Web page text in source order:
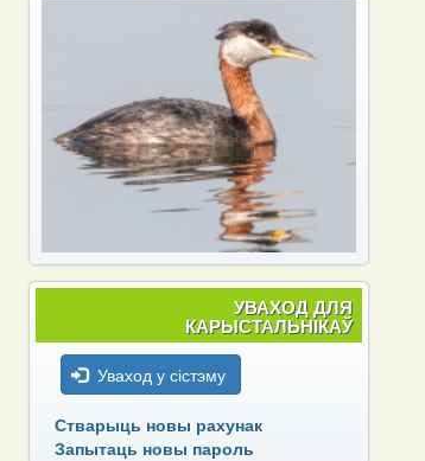
УВАХОД ДЛЯ
КАРЫСТАЛЬНІКАЎ
Уваход у сістэму
Стварыць новы рахунак
Запытаць новы пароль